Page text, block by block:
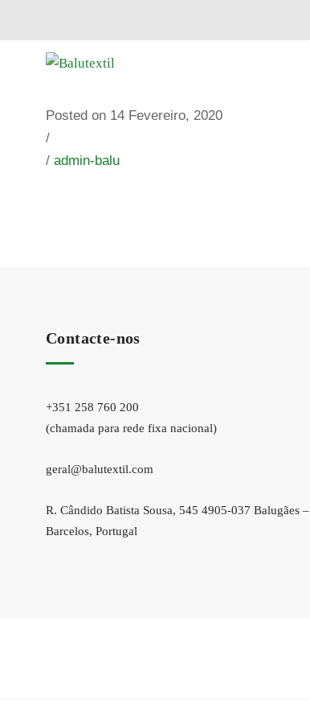
Posted on 14 Fevereiro, 2020
/
/ admin-balu
Contacte-nos
+351 258 760 200
(chamada para rede fixa nacional)
geral@balutextil.com
R. Cândido Batista Sousa, 545 4905-037 Balugães –
Barcelos, Portugal